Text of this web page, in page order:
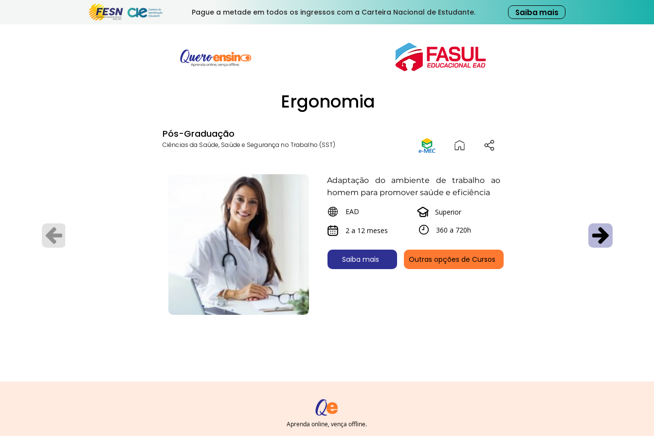
Pague a metade em todos os ingressos com a Carteira Nacional de Estudante. Saiba mais
Ergonomia
Pós-Graduação
Ciências da Saúde, Saúde e Segurança no Trabalho (SST)
Adaptação do ambiente de trabalho ao
homem para promover saúde e eficiência
EAD
Superior
2 a 12 meses
360 a 720h
Saiba mais Outras opções de Cursos
Aprenda online, vença offline.